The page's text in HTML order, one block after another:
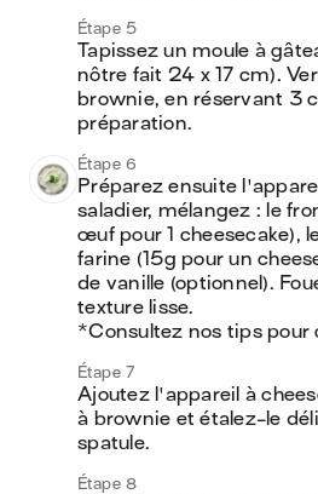
Étape 5
Tapissez un moule à
nôtre fait 24 x 17 cm).
brownie, en réservant 3
préparation.
Étape 6
Préparez ensuite
saladier, mélangez : le
œuf pour 1 cheesecake),
farine (15g pour un
de vanille (optionnel).
texture lisse.
*Consultez nos tips pour
Étape 7
Ajoutez l'appareil à
à brownie et étalez-le
spatule.
Étape 8